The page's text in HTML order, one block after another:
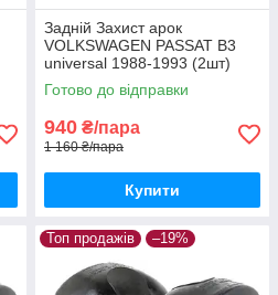
Задній Захист арок
VOLKSWAGEN PASSAT B3
universal 1988-1993 (2шт)
задні Підкрилки Фольцваген
Пассат Б3 універсал пара
Готово до відправки
940 ₴/пара
1 160 ₴/пара
Купити
Топ продажів –19%